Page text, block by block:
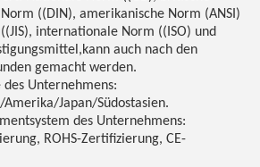
((DIN), amerikanische Norm (ANSI)
internationale Norm ((ISO) und
auch nach den
gemacht werden.
Unternehmens:
Japan/Südostasien.
des Unternehmens:
ROHS-Zertifizierung, CE-